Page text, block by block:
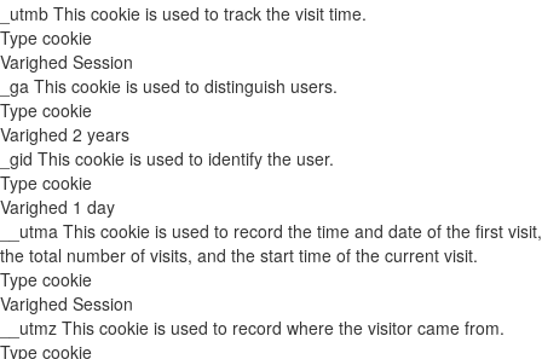
_utmb This cookie is used to track the visit time.
Type cookie
Varighed Session
_ga This cookie is used to distinguish users.
Type cookie
Varighed 2 years
_gid This cookie is used to identify the user.
Type cookie
Varighed 1 day
__utma This cookie is used to record the time and date of the first visit,
the total number of visits, and the start time of the current visit.
Type cookie
Varighed Session
__utmz This cookie is used to record where the visitor came from.
Type cookie